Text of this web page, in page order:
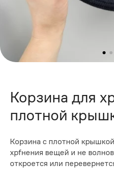
Корзина для
плотной
Корзина с плотной
хрfнения вещей и не
откроется или